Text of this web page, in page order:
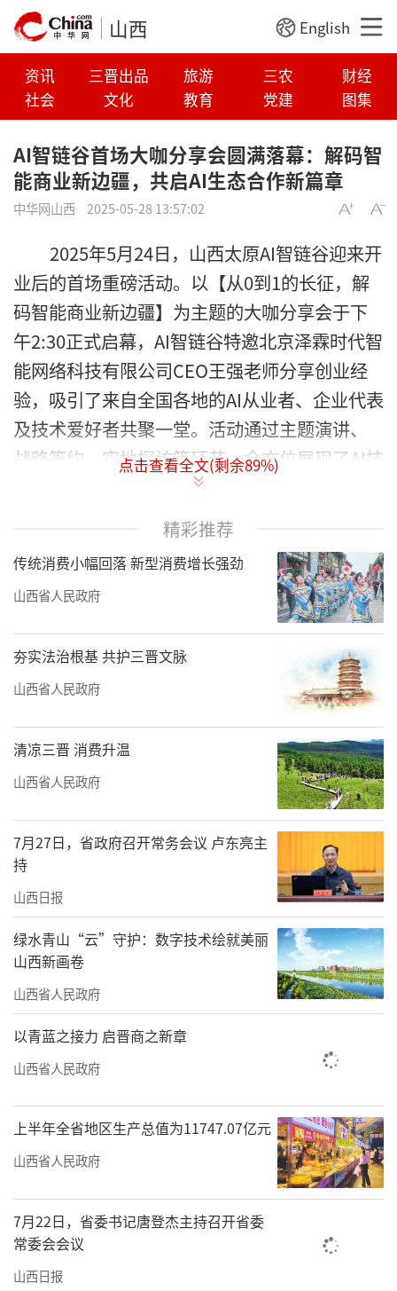
山西 English
资讯 三晋出品 旅游 三农
财经
社会
文化 教育 党建 图集
AI智链谷首场大咖分享会圆满落幕：解码智
能商业新边疆，共启AI生态合作新篇章
中华网山西 2025-05-28 13:57:02
2025年5月24日，山西太原AI智链谷迎来开
业后的首场重磅活动。以【从0到1的长征，解
码智能商业新边疆】为主题的大咖分享会于下
午2:30正式启幕，AI智链谷特邀北京泽霖时代智
能网络科技有限公司CEO王强老师分享创业经
验，吸引了来自全国各地的AI从业者、企业代表
及技术爱好者共聚一堂。活动通过主题演讲、
战略签约、实地探访等环节，全方位展现了AI技
术赋能产业的实践成果与未来蓝图。
温团长：AI智链谷的使命与生态愿景
作为AI智链谷的创始人兼董事长，温团长
以“一个90后创业者的真实记录”开篇，分享
了从“AI爱好者”到“AI生态平台创立者”的转
型历程。他坦言，AI智链谷的诞生源于对行业痛
点的深刻洞察——“知识不值钱，陪伴、解答、
面对面的鼓励才值钱”。
温团长强调：“我们通过开源API接口、物
理空间共享、AI体系课程等服务，助力每位创业
者将AI深度融入工作场景”。AI智链谷定位
为“一站式AI开源服务合作生态平台”，通过技
闭环，打造覆盖全产业链的赋能生态。占地
12000平方米的实体基地集技术研发、教育培
训、商务合作于一体，致力于推动“人才×技
术×教育×商业”的深度融合。
“AI正在颠覆传统商业模式，但唯有开放
合作才能实现普惠”。温团长表示，AI智链谷将
点击查看全文(剩余89%)
精彩推荐
传统消费小幅回落 新型消费增长强劲
山西省人民政府
夯实法治根基 共护三晋文脉
山西省人民政府
清凉三晋 消费升温
山西省人民政府
7月27日，省政府召开常务会议 卢东亮主
持
山西日报
绿水青山“云”守护：数字技术绘就美丽
山西新画卷
山西省人民政府
以青蓝之接力 启晋商之新章
山西省人民政府
上半年全省地区生产总值为11747.07亿元
山西省人民政府
7月22日，省委书记唐登杰主持召开省委
常委会会议
山西日报